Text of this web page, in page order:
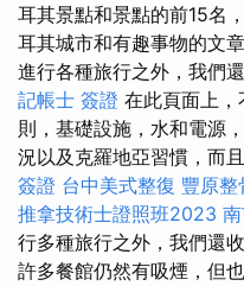
耳其景點和景點的前15名
耳其城市和有趣事物的文章
進行各種旅行之外，我們
記帳士 簽證 在此頁面上
則，基礎設施，水和電源
況以及克羅地亞習慣，而
簽證 台中美式整復 豐原整
推拿技術士證照班2023
行多種旅行之外，我們還
許多餐館仍然有吸煙，但